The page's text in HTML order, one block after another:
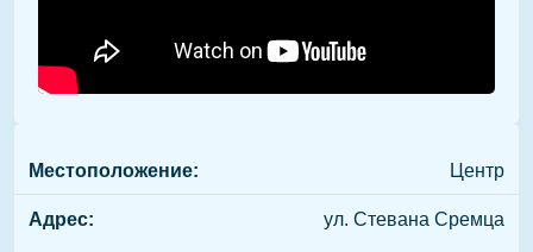
Местоположение: Центр
Адрес: ул. Стевана Сремца